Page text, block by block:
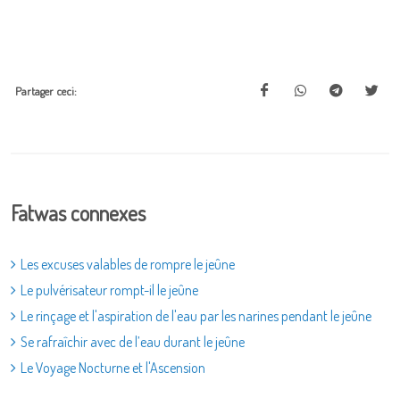
Partager ceci:
Fatwas connexes
Les excuses valables de rompre le jeûne
Le pulvérisateur rompt-il le jeûne
Le rinçage et l'aspiration de l'eau par les narines pendant le jeûne
Se rafraîchir avec de l’eau durant le jeûne
Le Voyage Nocturne et l'Ascension